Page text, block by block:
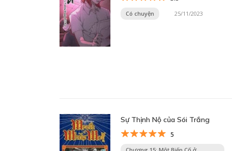
Có chuyện 25/11/2023
Sự Thịnh Nộ của Sói Trắng
5
Chương 15: Một Biến Cố ở